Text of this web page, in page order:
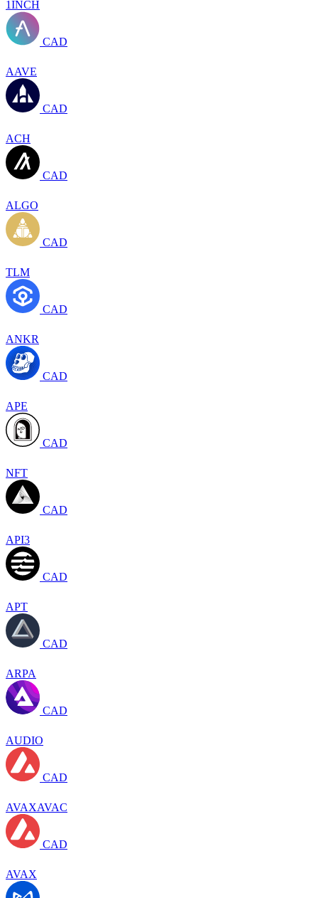
1INCH
CAD
AAVE
CAD
ACH
CAD
ALGO
CAD
TLM
CAD
ANKR
CAD
APE
CAD
NFT
CAD
API3
CAD
APT
CAD
ARPA
CAD
AUDIO
CAD
AVAXAVAC
CAD
AVAX